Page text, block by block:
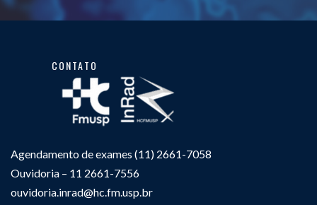
CONTATO
Agendamento de exames (11) 2661-7058
Ouvidoria – 11 2661-7556
ouvidoria.inrad@hc.fm.usp.br